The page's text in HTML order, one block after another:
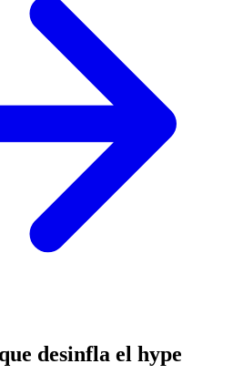
desinfla el hype